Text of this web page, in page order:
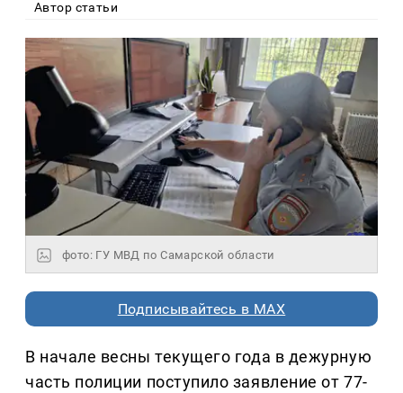
Автор статьи
фото: ГУ МВД по Самарской области
Подписывайтесь в MAX
В начале весны текущего года в дежурную
часть полиции поступило заявление от 77-